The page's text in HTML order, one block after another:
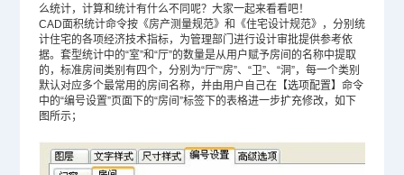
么统计，计算和统计有什么不同呢？大家一起来看看吧！
CAD面积统计命令按《房产测量规范》和《住宅设计规范》，分别统
计住宅的各项经济技术指标，为管理部门进行设计审批提供参考依
据。套型统计中的“室”和“厅”的数量是从用户赋予房间的名称中提取
的，标准房间类别有四个，分别为“厅”“房”、“卫”、“洞”，每一个类别
默认对应多个最常用的房间名称，并由用户自己在【选项配置】命令
中的“编号设置”页面下的“房间”标签下的表格进一步扩充修改，如下
图所示；